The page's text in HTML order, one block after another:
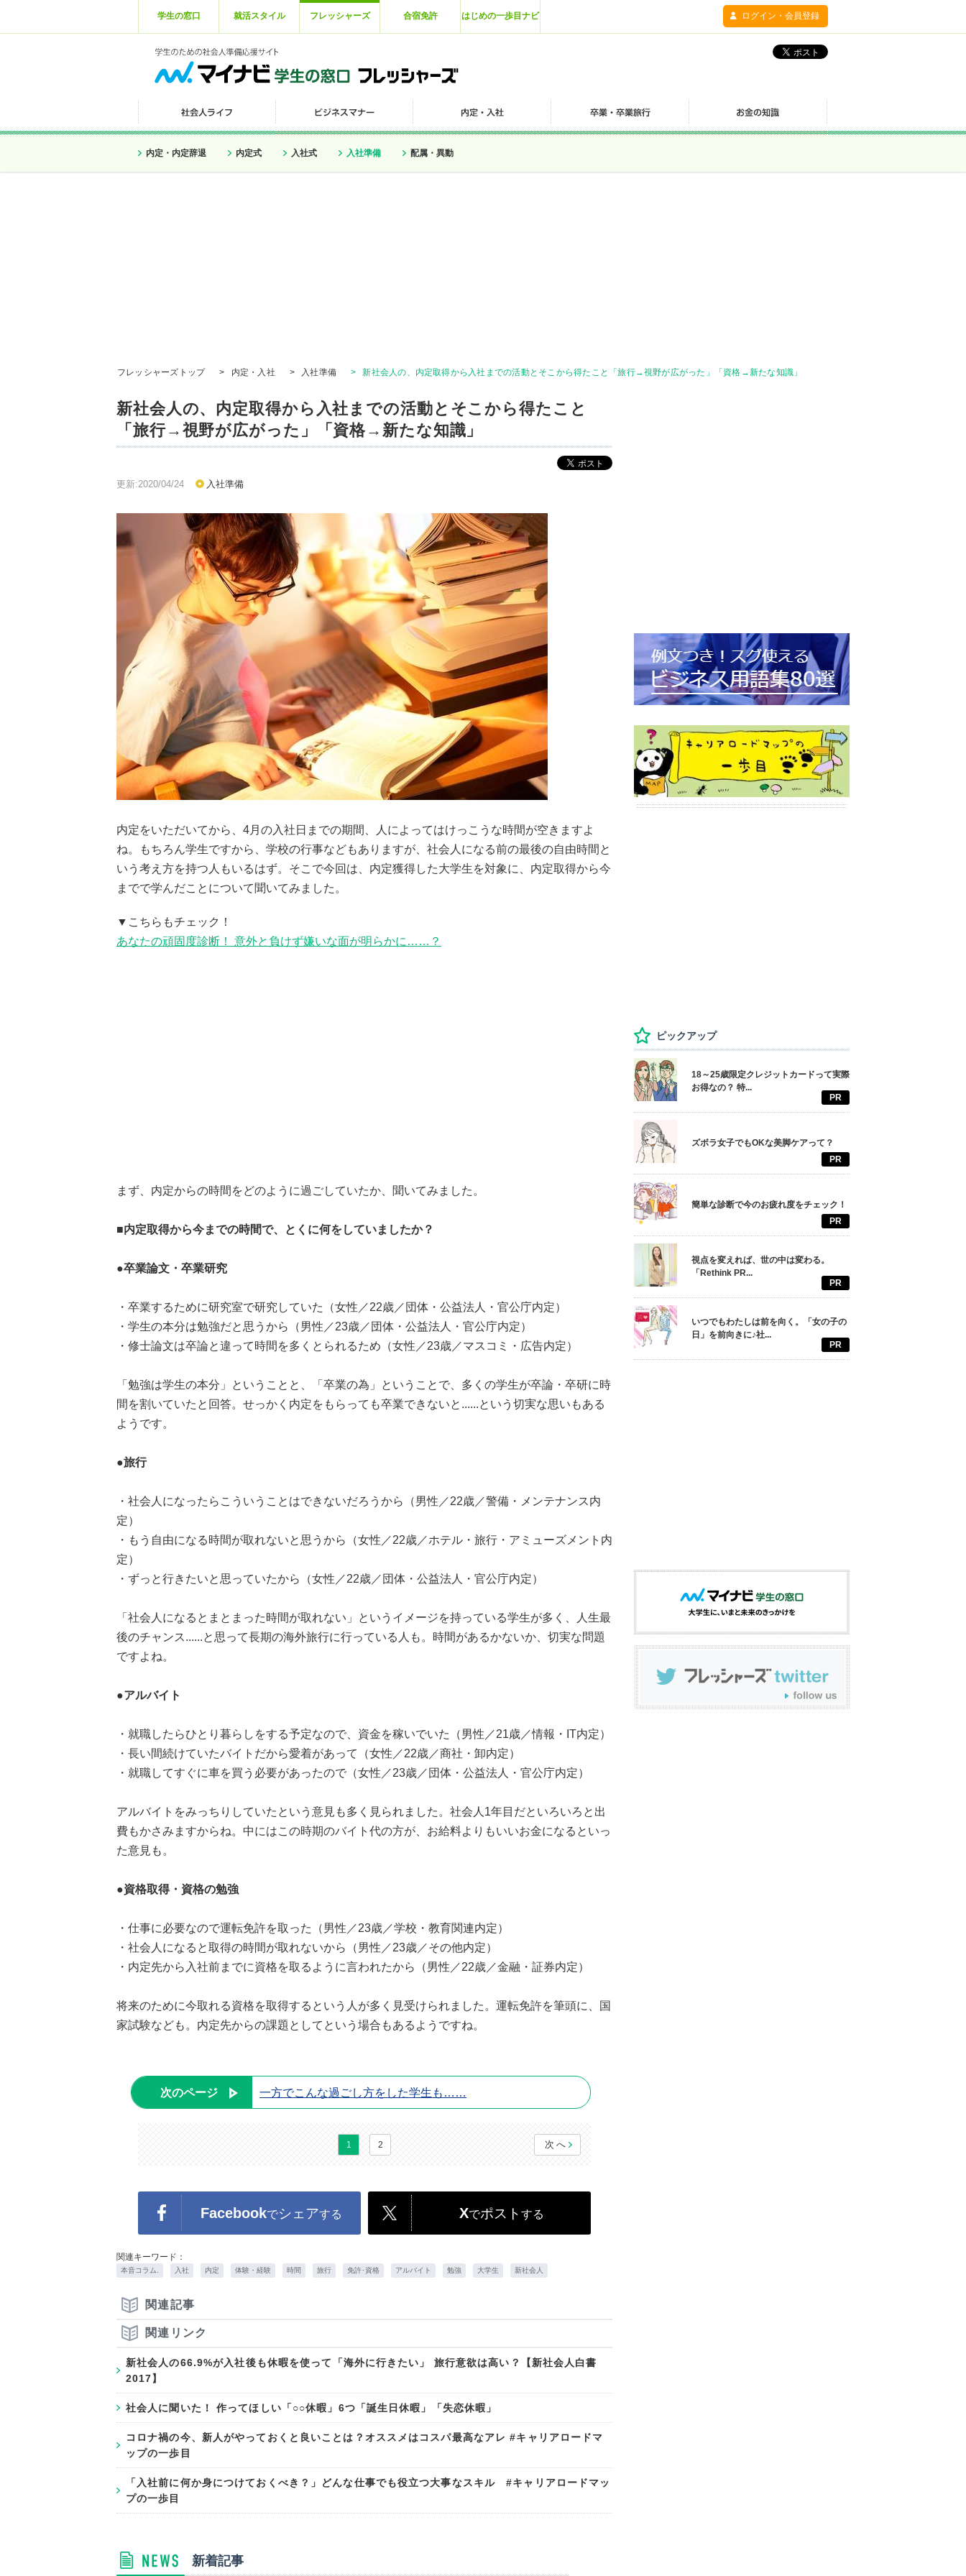
学生の窓口 就活スタイル フレッシャーズ 合宿免許 はじめの一歩目ナビ ログイン・会員登録
内定・内定辞退 内定式 入社式 入社準備 配属・異動
フレッシャーズトップ > 内定・入社 > 入社準備 > 新社会人の、内定取得から入社までの活動とそこから得たこと「旅行→視野が広がった」「資格→新たな知識」
新社会人の、内定取得から入社までの活動とそこから得たこと
「旅行→視野が広がった」「資格→新たな知識」
更新:2020/04/24 入社準備
内定をいただいてから、4月の入社日までの期間、人によってはけっこうな時間が空きますよ
ね。もちろん学生ですから、学校の行事などもありますが、社会人になる前の最後の自由時間と
いう考え方を持つ人もいるはず。そこで今回は、内定獲得した大学生を対象に、内定取得から今
までで学んだことについて聞いてみました。
▼こちらもチェック！
あなたの頑固度診断！ 意外と負けず嫌いな面が明らかに……？
まず、内定からの時間をどのように過ごしていたか、聞いてみました。
■内定取得から今までの時間で、とくに何をしていましたか？
●卒業論文・卒業研究
・卒業するために研究室で研究していた（女性／22歳／団体・公益法人・官公庁内定）
・学生の本分は勉強だと思うから（男性／23歳／団体・公益法人・官公庁内定）
・修士論文は卒論と違って時間を多くとられるため（女性／23歳／マスコミ・広告内定）
「勉強は学生の本分」ということと、「卒業の為」ということで、多くの学生が卒論・卒研に時
間を割いていたと回答。せっかく内定をもらっても卒業できないと......という切実な思いもある
ようです。
●旅行
・社会人になったらこういうことはできないだろうから（男性／22歳／警備・メンテナンス内
定）
・もう自由になる時間が取れないと思うから（女性／22歳／ホテル・旅行・アミューズメント内
定）
・ずっと行きたいと思っていたから（女性／22歳／団体・公益法人・官公庁内定）
「社会人になるとまとまった時間が取れない」というイメージを持っている学生が多く、人生最
後のチャンス......と思って長期の海外旅行に行っている人も。時間があるかないか、切実な問題
ですよね。
●アルバイト
・就職したらひとり暮らしをする予定なので、資金を稼いでいた（男性／21歳／情報・IT内定）
・長い間続けていたバイトだから愛着があって（女性／22歳／商社・卸内定）
・就職してすぐに車を買う必要があったので（女性／23歳／団体・公益法人・官公庁内定）
アルバイトをみっちりしていたという意見も多く見られました。社会人1年目だといろいろと出
費もかさみますからね。中にはこの時期のバイト代の方が、お給料よりもいいお金になるといっ
た意見も。
●資格取得・資格の勉強
・仕事に必要なので運転免許を取った（男性／23歳／学校・教育関連内定）
・社会人になると取得の時間が取れないから（男性／23歳／その他内定）
・内定先から入社前までに資格を取るように言われたから（男性／22歳／金融・証券内定）
将来のために今取れる資格を取得するという人が多く見受けられました。運転免許を筆頭に、国
家試験なども。内定先からの課題としてという場合もあるようですね。
次のページ 一方でこんな過ごし方をした学生も……
1 2 次へ
Facebookでシェアする Xでポスト する
関連キーワード：
本音コラム. 入社 内定 体験・経験 時間 旅行 免許･資格 アルバイト 勉強 大学生 新社会人
関連記事
関連リンク
新社会人の66.9%が入社後も休暇を使って「海外に行きたい」 旅行意欲は高い？【新社会人白書
2017】
社会人に聞いた！ 作ってほしい「○○休暇」6つ「誕生日休暇」「失恋休暇」
コロナ禍の今、新人がやっておくと良いことは？オススメはコスパ最高なアレ #キャリアロードマ
ップの一歩目
「入社前に何か身につけておくべき？」どんな仕事でも役立つ大事なスキル #キャリアロードマッ
プの一歩目
新着記事
ピックアップ
18～25歳限定クレジットカードって実際
お得なの？ 特...
PR
ズボラ女子でもOKな美脚ケアって？
PR
簡単な診断で今のお疲れ度をチェック！
PR
視点を変えれば、世の中は変わる。
「Rethink PR...
PR
いつでもわたしは前を向く。「女の子の
日」を前向きに♪社...
PR